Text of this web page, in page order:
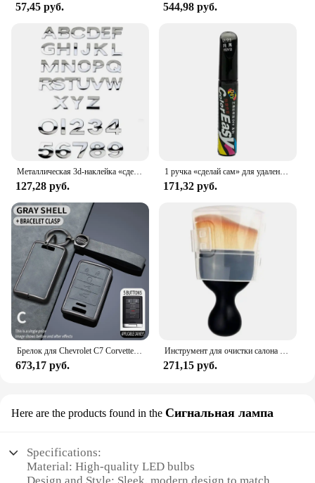
57,45 руб. 544,98 руб.
Металлическая 3d-наклейка «сделай сам» с буквами и буквами алфавита, эмблемами, номерами, маркировкой, автомобильная наклейка, логотип заднего багажника, цифровой значок, аксессуары
127,28 руб.
1 ручка «сделай сам» для удаления царапин автомобиля для VW Golf 5 6 7 Jetta MK5 MK6 MK7 CC Tiguan Passat B6 b7 Scirocco
171,32 руб.
Брелок для Chevrolet C7 Corvette Cadillac DTS SLS SRX XLS STS Escalade CTS ATS 28T CTSV XTS Чехол для автомобильного дистанционного ключа из ТПУ
673,17 руб.
Инструмент для очистки салона автомобиля SoftBrush, пылеочиститель для Cadillac Escalade XT4 ATS XT5 CTS SRX XTS ELR BLS STS XLR EXT CT4 CT5 CT6
271,15 руб.
Here are the products found in the Сигнальная лампа
Specifications:
Material: High-quality LED bulbs